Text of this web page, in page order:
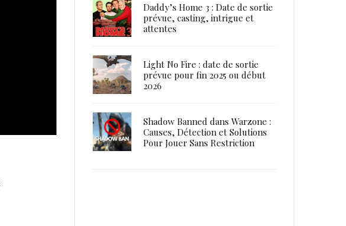
Daddy’s Home 3 : Date de sortie
prévue, casting, intrigue et
attentes
Light No Fire : date de sortie
prévue pour fin 2025 ou début
2026
Shadow Banned dans Warzone :
Causes, Détection et Solutions
Pour Jouer Sans Restriction